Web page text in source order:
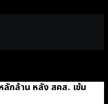
ลักล้าน หลัง สคส. เข้ม